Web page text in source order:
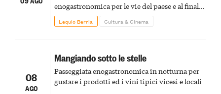
enogastronomica per le vie del paese e al finale
pirotecnico
Lequio Berria Cultura & Cinema
08
AGO
Mangiando sotto le stelle
Passeggiata enogastronomica in notturna per
gustare i prodotti ed i vini tipici vicesi e locali